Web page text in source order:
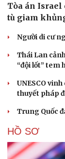
Tòa án Israel
tù giam
Người di cư
Thái Lan
“đội lốt” tem
UNESCO
thuyết pháp
Trung Quốc
HỒ SƠ